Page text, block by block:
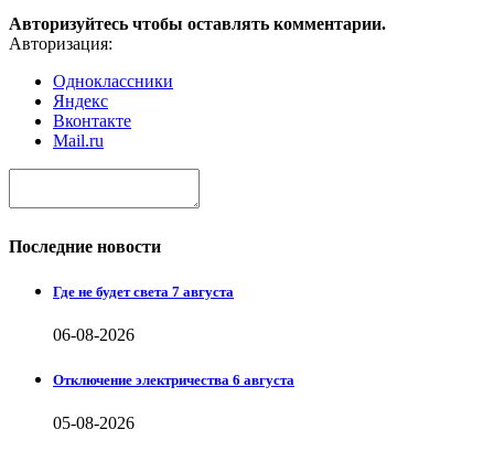
Авторизуйтесь чтобы оставлять комментарии.
Авторизация:
Одноклассники
Яндекс
Вконтакте
Mail.ru
Последние новости
Где не будет света 7 августа
06-08-2026
Отключение электричества 6 августа
05-08-2026